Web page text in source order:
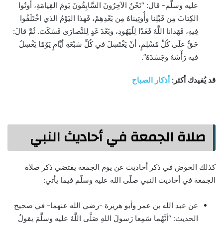
عليه وسلّم- قال: “نَحْنُ الآخِرُونَ السَّابِقُونَ يَومَ القِيامَةِ، أُوتُوا
الكِتابَ مِن قَبْلِنا وأُوتِيناهُ مِن بَعْدِهِمْ، فَهذا اليَوْمُ الذي اخْتَلَفُوا
فِيهِ، فَهَدانا اللَّهُ فَغَدًا لِلْيَهُودِ، وبَعْدَ غَدٍ لِلنَّصارَى فَسَكَتَ. ثُمَّ قالَ:
حَقٌّ علَى كُلِّ مُسْلِمٍ، أنْ يَغْتَسِلَ في كُلِّ سَبْعَةِ أيَّامٍ يَوْمًا يَغْسِلُ
فيه رَأْسَهُ وجَسَدَهُ”.
قد يُفيدك أكثر: أذكار الصباح
صلاة الجمعة في أحاديث النبي
كذلك الخوض في ذكر أحاديث عن يوم الجمعة يقتضي ذكر صلاة
الجمعة في أحاديث النبي صلّى الله عليه وسلّم فيما يأتي:
عن عبد الله بن عمر وأبو هريرة -رضي الله عنهما- في صحيح
الحديث: “أنَّهُما سَمِعا رَسولَ اللهِ صَلَّى اللَّهُ عليه وسلَّمَ يقولُ